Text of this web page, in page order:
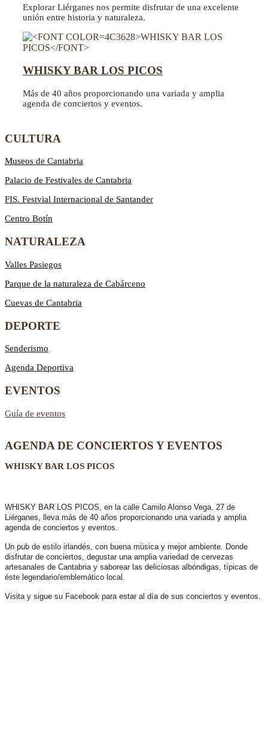
Explorar Liérganes nos permite disfrutar de una excelente
unión entre historia y naturaleza.
WHISKY BAR LOS PICOS
Más de 40 años proporcionando una variada y amplia
agenda de conciertos y eventos.
CULTURA
Museos de Cantabria
Palacio de Festivales de Cantabria
FIS. Festvial Internacional de Santander
Centro Botín
NATURALEZA
Valles Pasiegos
Parque de la naturaleza de Cabárceno
Cuevas de Cantabria
DEPORTE
Senderismo
Agenda Deportiva
EVENTOS
Guía de eventos
AGENDA DE CONCIERTOS Y EVENTOS
WHISKY BAR LOS PICOS
WHISKY BAR LOS PICOS, en la calle Camilo Alonso Vega, 27 de
Liérganes, lleva más de 40 años proporcionando una variada y amplia
agenda de conciertos y eventos.
Un pub de estilo irlandés, con buena música y mejor ambiente. Donde
disfrutar de conciertos, degustar una amplia variedad de cervezas
artesanales de Cantabria y saborear las deliciosas albóndigas, típicas de
éste legendario/emblemático local.
Visita y sigue su Facebook para estar al día de sus conciertos y eventos.